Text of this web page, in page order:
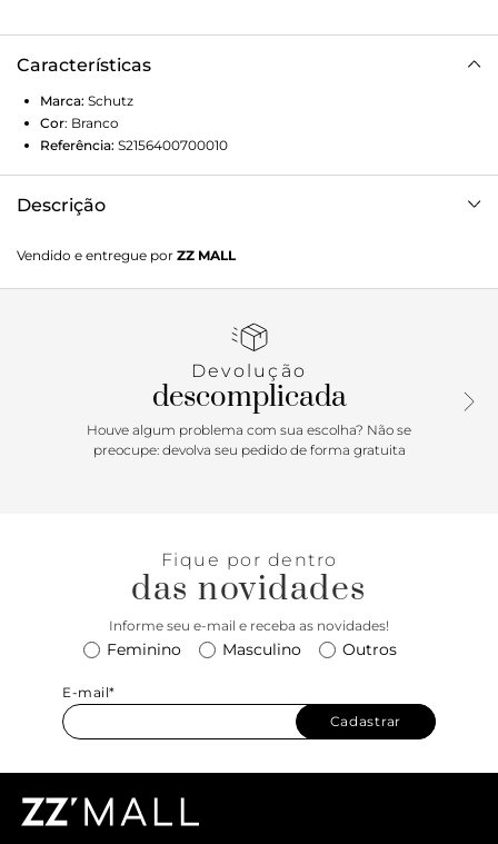
Características
Marca: Schutz
Cor: Branco
Referência: S2156400700010
Descrição
Vendido e entregue por ZZ MALL
Devolução
descomplicada
Houve algum problema com sua escolha? Não se
preocupe: devolva seu pedido de forma gratuita
Fique por dentro
das novidades
Informe seu e-mail e receba as novidades!
Feminino Masculino Outros
E-mail*
Cadastrar